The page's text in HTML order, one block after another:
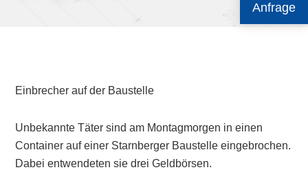
Anfrage
Einbrecher auf der Baustelle
Unbekannte Täter sind am Montagmorgen in einen
Container auf einer Starnberger Baustelle eingebrochen.
Dabei entwendeten sie drei Geldbörsen.